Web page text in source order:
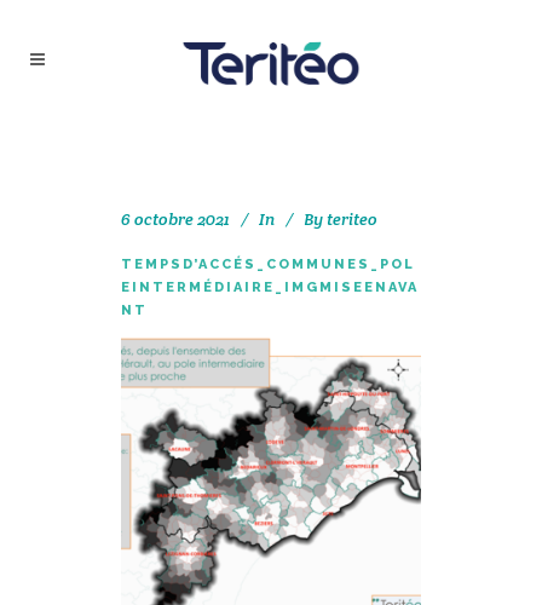
6 octobre 2021 In Byteriteo
TEMPSD’ACCÉS_COMMUNES_POL
EINTERMÉDIAIRE_IMGMISEENAVA
NT